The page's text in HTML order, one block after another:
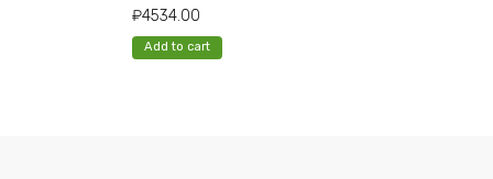
₽4534.00
Add to cart